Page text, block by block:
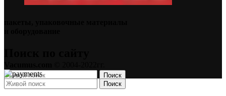
Поиск
Поиск